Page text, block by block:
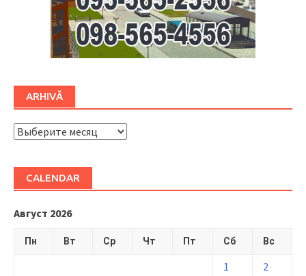
ARHIVĂ
ARHIVĂ
CALENDAR
Август 2026
Пн Вт Ср Чт Пт Сб Вс
1
2